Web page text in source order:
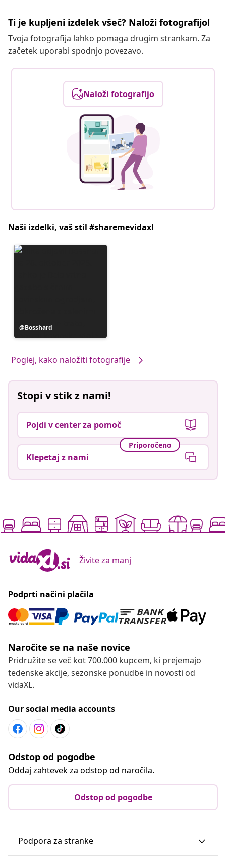
Ti je kupljeni izdelek všeč? Naloži fotografijo!
Tvoja fotografija lahko pomaga drugim strankam. Za
začetek uporabi spodnjo povezavo.
Naloži fotografijo
Naši izdelki, vaš stil #sharemevidaxl
Objavo
je
Bosshard
Poglej, kako naložiti fotografije
Stopi v stik z nami!
Pojdi v center za pomoč
Priporočeno
Klepetaj z nami
Živite za manj
Podprti načini plačila
Naročite se na naše novice
Pridružite se več kot 700.000 kupcem, ki prejemajo
tedenske akcije, sezonske ponudbe in novosti od
vidaXL.
Our social media accounts
Odstop od pogodbe
Oddaj zahtevek za odstop od naročila.
Odstop od pogodbe
Podpora za stranke